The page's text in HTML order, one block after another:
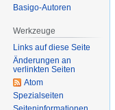
Basigo-Autoren
Werkzeuge
Links auf diese Seite
Änderungen an
verlinkten Seiten
Atom
Spezialseiten